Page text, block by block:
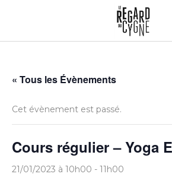
« Tous les Évènements
Cet évènement est passé.
Cours régulier – Yoga
21/01/2023 à 10h00 - 11h00